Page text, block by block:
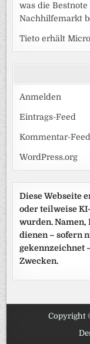
was die
Nachhilfemarkt
Tieto erhält
Anmelden
Eintrags-Feed
Kommentar-Feed
WordPress.org
Diese Webseite
oder teilweise
wurden. Namen,
dienen – sofern
gekennzeichnet
Zwecken.
Copyright